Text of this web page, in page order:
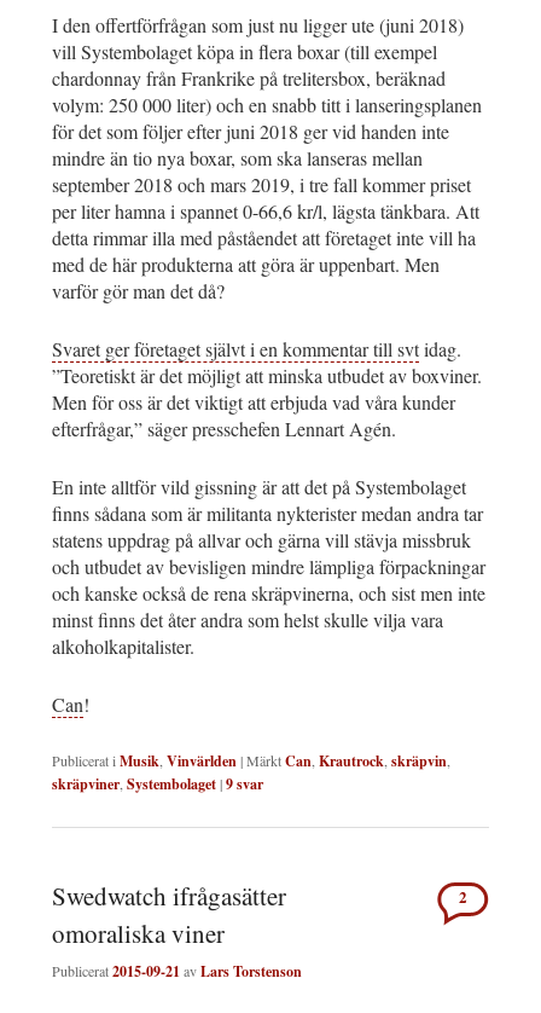
I den offertförfrågan som just nu ligger ute (juni 2018)
vill Systembolaget köpa in flera boxar (till exempel
chardonnay från Frankrike på trelitersbox, beräknad
volym: 250 000 liter) och en snabb titt i lanseringsplanen
för det som följer efter juni 2018 ger vid handen inte
mindre än tio nya boxar, som ska lanseras mellan
september 2018 och mars 2019, i tre fall kommer priset
per liter hamna i spannet 0-66,6 kr/l, lägsta tänkbara. Att
detta rimmar illa med påståendet att företaget inte vill ha
med de här produkterna att göra är uppenbart. Men
varför gör man det då?
Svaret ger företaget självt i en kommentar till svtidag.
”Teoretiskt är det möjligt att minska utbudet av boxviner.
Men för oss är det viktigt att erbjuda vad våra kunder
efterfrågar,” säger presschefen Lennart Agén.
En inte alltför vild gissning är att det på Systembolaget
finns sådana som är militanta nykterister medan andra tar
statens uppdrag på allvar och gärna vill stävja missbruk
och utbudet av bevisligen mindre lämpliga förpackningar
och kanske också de rena skräpvinerna, och sist men inte
minst finns det åter andra som helst skulle vilja vara
alkoholkapitalister.
Can!
Publicerat i Musik Vinvärlden|MärktCan Krautrock skräpvin
skräpviner Systembolaget|9svar
Swedwatch ifrågasätter
omoraliska viner
Publicerat2015-09-21 avLars Torstenson
2